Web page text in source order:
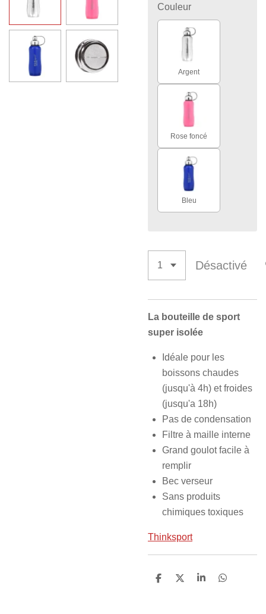
Couleur
Argent
Rose foncé
Bleu
Désactivé
La bouteille de sport
super isolée
Idéale pour les
boissons chaudes
(jusqu'à 4h) et froides
(jusqu'a 18h)
Pas de condensation
Filtre à maille interne
Grand goulot facile à
remplir
Bec verseur
Sans produits
chimiques toxiques
Thinksport
P
P
P
P